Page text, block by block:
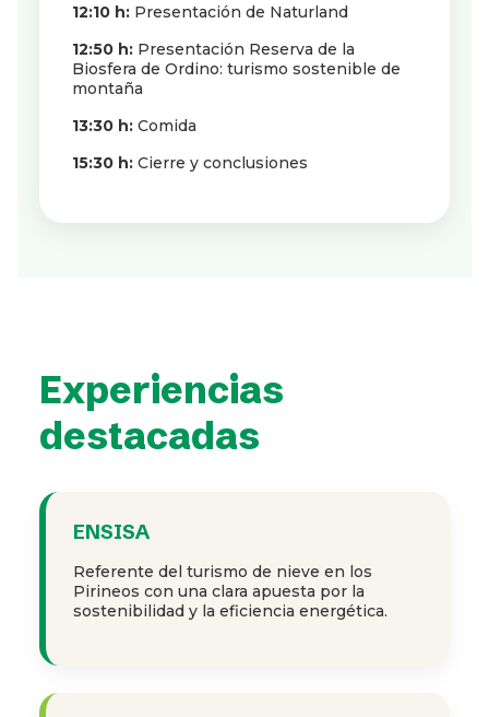
12:10 h: Presentación de Naturland
12:50 h: Presentación Reserva de la
Biosfera de Ordino: turismo sostenible de
montaña
13:30 h: Comida
15:30 h: Cierre y conclusiones
Experiencias
destacadas
ENSISA
Referente del turismo de nieve en los
Pirineos con una clara apuesta por la
sostenibilidad y la eficiencia energética.